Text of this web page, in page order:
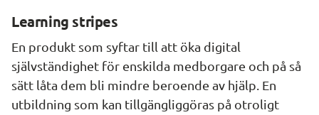
Learning stripes
En produkt som syftar till att öka digital
självständighet för enskilda medborgare och på så
sätt låta dem bli mindre beroende av hjälp. En
utbildning som kan tillgängliggöras på otroligt